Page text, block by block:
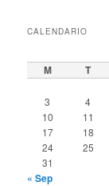
CALENDARIO
M T
3
4
10
11
17
18
24
25
31
« Sep